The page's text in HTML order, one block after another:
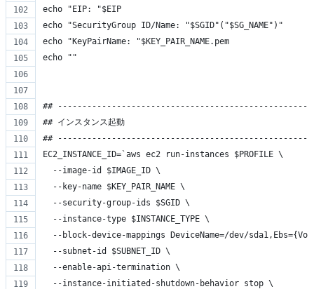
echo "EIP: "$EIP
echo "SecurityGroup ID/Name: "$SGID"("$SG_NAME")"
echo "KeyPairName: "$KEY_PAIR_NAME.pem
echo ""
##
## インスタンス起動
##
EC2_INSTANCE_ID=`aws ec2 run-instances $PROFILE \
  --image-id $IMAGE_ID \
  --key-name $KEY_PAIR_NAME \
  --security-group-ids $SGID \
  --instance-type $INSTANCE_TYPE \
--block-device-mappings DeviceName=/dev/
  --subnet-id $SUBNET_ID \
  --enable-api-termination \
  --instance-initiated-shutdown-behavior stop \